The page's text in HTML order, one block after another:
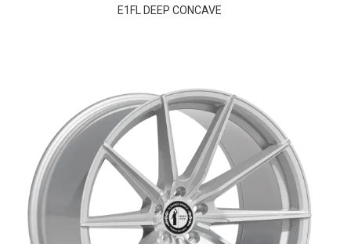
E1FL DEEP CONCAVE